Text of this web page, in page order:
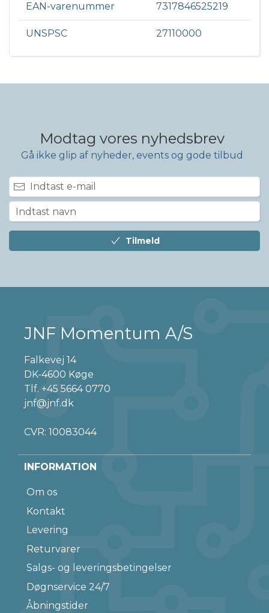
EAN-varenummer 7317846525219
UNSPSC 27110000
Modtag vores nyhedsbrev
Gå ikke glip af nyheder, events og gode tilbud
Tilmeld
JNF Momentum A/S
Falkevej 14
DK-4600 Køge
Tlf. +45 5664 0770
jnf@jnf.dk
CVR: 10083044
INFORMATION
Om os
Kontakt
Levering
Returvarer
Salgs- og leveringsbetingelser
Døgnservice 24/7
Åbningstider